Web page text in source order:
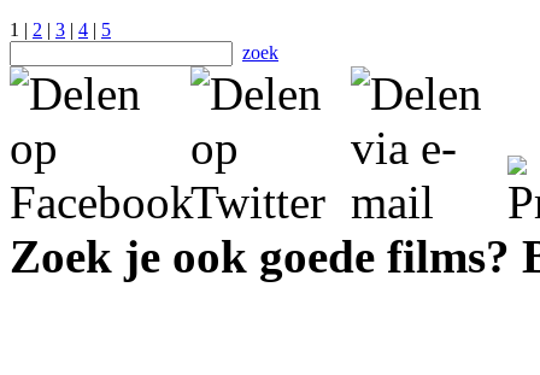
1 | 2 | 3 | 4 | 5
zoek
Zoek je ook goede films?